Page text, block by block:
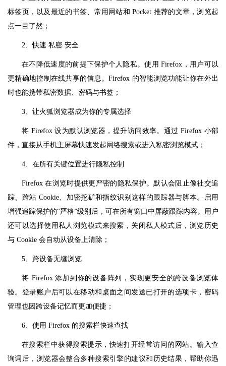
标签页，以及最近的书签、常用网站和 Pocket 推荐的文章，浏览起
点一目了然；
2、快速 私密 安全
在不降低速度的前提下保护个人隐私。使用 Firefox，用户可以
更精确地控制在线共享的信息。Firefox 的智能浏览功能让你在外出
时也能携带私密数据、密码与书签；
3、让火狐浏览器成为你的专属选择
将 Firefox 设为默认浏览器，提升访问效率。通过 Firefox 小部
件，直接从手机主屏幕快速发起网络搜索或进入私密浏览模式；
4、在所有关键位置进行隐私控制
Firefox 在浏览时提供更严密的隐私保护。默认会阻止像社交追
踪、跨站 Cookie、加密挖矿和指纹识别这样的跟踪器与脚本。启用
增强追踪保护的“严格”级别后，可在所有窗口中屏蔽跟踪内容。用户
还可以选择使用私人浏览模式来搜索，关闭私人模式后，浏览历史
与 Cookie 会自动从设备上清除；
5、跨设备无缝浏览
将 Firefox 添加到你的设备阵列，实现更安全的跨设备浏览体
验。登录账户后可以在移动和桌面之间发送已打开的选项卡，密码
管理也因跨设备记忆而更加便捷；
6、使用 Firefox 的搜索栏快速查找
在搜索栏中获得搜索提示，快速打开经常访问的网站。输入查
询词后，浏览器会整合多种搜索引擎的建议和历史结果，帮助你迅